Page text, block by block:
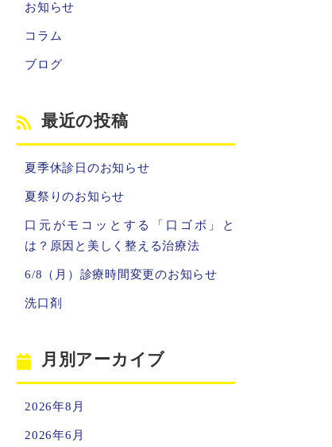
お知らせ
コラム
ブログ
最近の投稿
夏季休診日のお知らせ
夏祭りのお知らせ
口元がモコッとする「口ゴボ」と
は？原因と美しく整える治療法
6/8（月）診療時間変更のお知らせ
洗口剤
月別アーカイブ
2026年8月
2026年6月